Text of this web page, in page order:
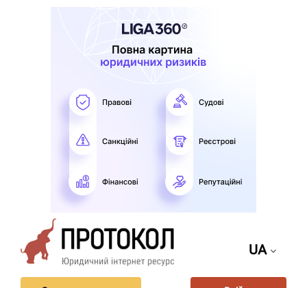
UA